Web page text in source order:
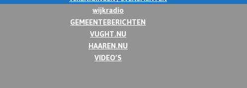
wijkradio
GEMEENTEBERICHTEN
VUGHT.NU
HAAREN.NU
VIDEO’S